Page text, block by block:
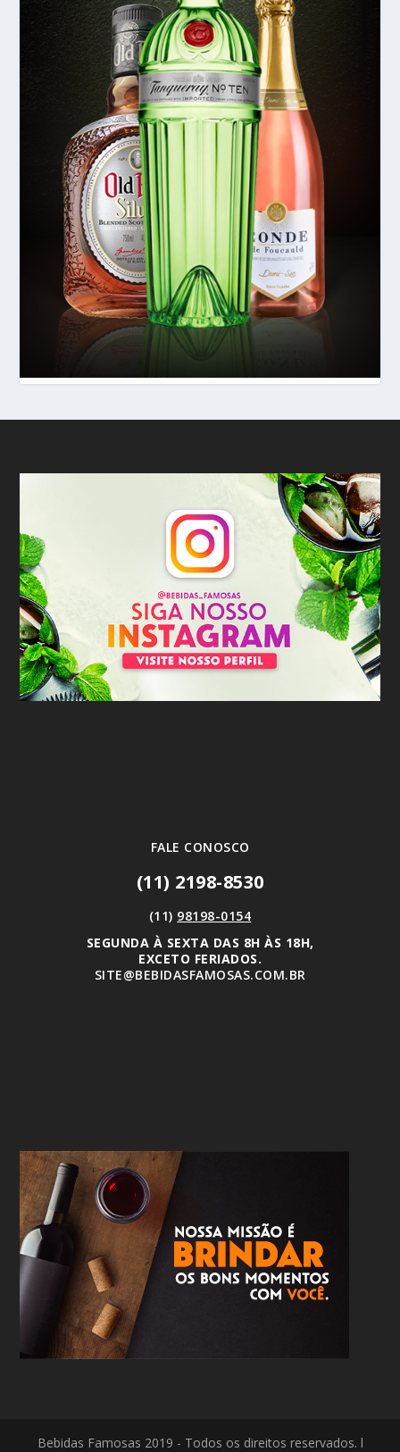
FALE CONOSCO
(11) 2198-8530
(11) 98198-0154
SEGUNDA À SEXTA DAS 8H ÀS 18H,
EXCETO FERIADOS.
SITE@BEBIDASFAMOSAS.COM.BR
Bebidas Famosas 2019 - Todos os direitos reservados. l